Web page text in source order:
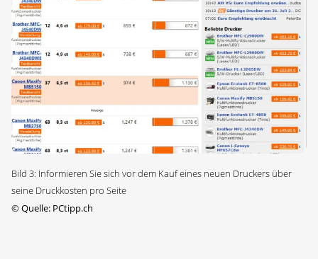
Bild 3: Informieren Sie sich vor dem Kauf eines neuen Druckers über
seine Druckkosten pro Seite
©Quelle: PCtipp.ch